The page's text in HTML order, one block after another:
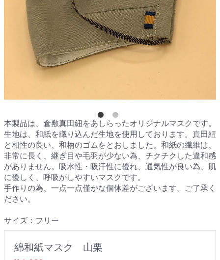
本製品は、倉敷真田紐をあしらったオリジナルマスクです。
生地は、和紙を織り込んだ生地を使用しております。真田紐
と相性の良い、和柄のゴムをとおしました。和紙の繊維は、
非常に長く、継ぎ目や毛羽が少ない為、チクチクした違和感
がありません。吸水性・吸汗性に優れ、通気性が良い為、肌
に優しく、呼吸がしやすいマスクです。
手作りの為、一点一点僅かな個体差がございます。ご了承く
ださい。
サイズ：フリー
綿和紙マスク 山栗